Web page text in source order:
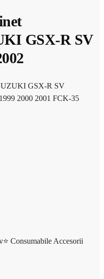
GSX-R SV
GSX-R SV
2000 2001 FCK-35
Consumabile Accesorii